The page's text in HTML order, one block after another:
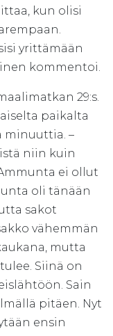
kun olisi
yrittämään
kommentoi.
29:s.
paikalta
minuuttia. –
niin kuin
ei ollut
oli tänään
sakot
vähemmän
mutta
Siinä on
Sain
pitäen. Nyt
ensin